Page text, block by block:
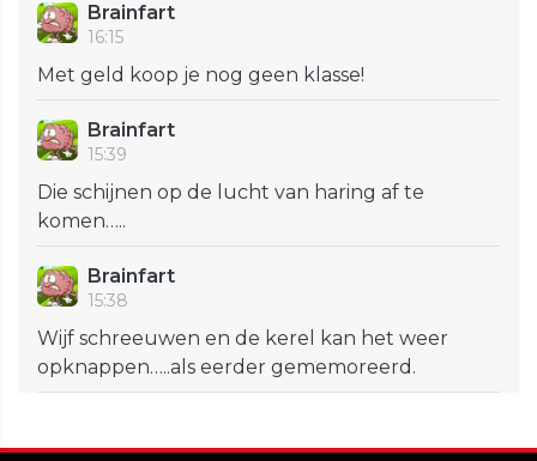
Brainfart
16:15
Met geld koop je nog geen klasse!
Brainfart
15:39
Die schijnen op de lucht van haring af te
komen…..
Brainfart
15:38
Wijf schreeuwen en de kerel kan het weer
opknappen…..als eerder gememoreerd.